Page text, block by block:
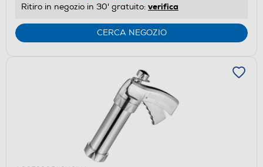
Ritiro in negozio in 30' gratuito: verifica
CERCA NEGOZIO